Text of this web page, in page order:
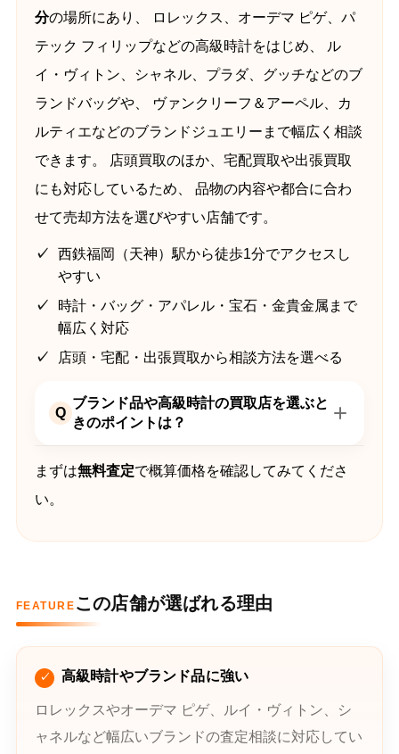
分の場所にあり、 ロレックス、オーデマ ピゲ、パ
テック フィリップなどの高級時計をはじめ、 ル
イ・ヴィトン、シャネル、プラダ、グッチなどのブ
ランドバッグや、 ヴァンクリーフ＆アーペル、カ
ルティエなどのブランドジュエリーまで幅広く相談
できます。 店頭買取のほか、宅配買取や出張買取
にも対応しているため、 品物の内容や都合に合わ
せて売却方法を選びやすい店舗です。
西鉄福岡（天神）駅から徒歩1分でアクセスし
やすい
時計・バッグ・アパレル・宝石・金貴金属まで
幅広く対応
店頭・宅配・出張買取から相談方法を選べる
Q
ブランド品や高級時計の買取店を選ぶと
きのポイントは？
まずは無料査定で概算価格を確認してみてくださ
い。
FEATURE この店舗が選ばれる理由
高級時計やブランド品に強い
ロレックスやオーデマ ピゲ、ルイ・ヴィトン、シ
ャネルなど幅広いブランドの査定相談に対応してい